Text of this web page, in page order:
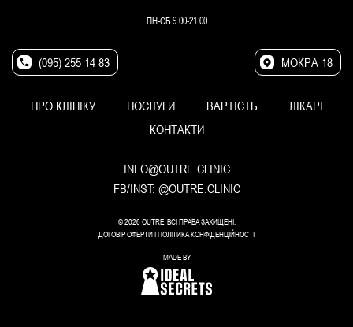
ПН-СБ 9:00-21:00
(095) 255 14 83 МОКРА 18
ПРО КЛІНІКУ ПОСЛУГИ ВАРТІСТЬ
ЛІКАРІ
КОНТАКТИ
INFO@OUTRE.CLINIC
FB/INST: @OUTRE.CLINIC
© 2026 OUTRÉ. ВСІ ПРАВА ЗАХИЩЕНІ.
ДОГОВІР ОФЕРТИIПОЛІТИКА КОНФІДЕНЦІЙНОСТІ
MADE BY